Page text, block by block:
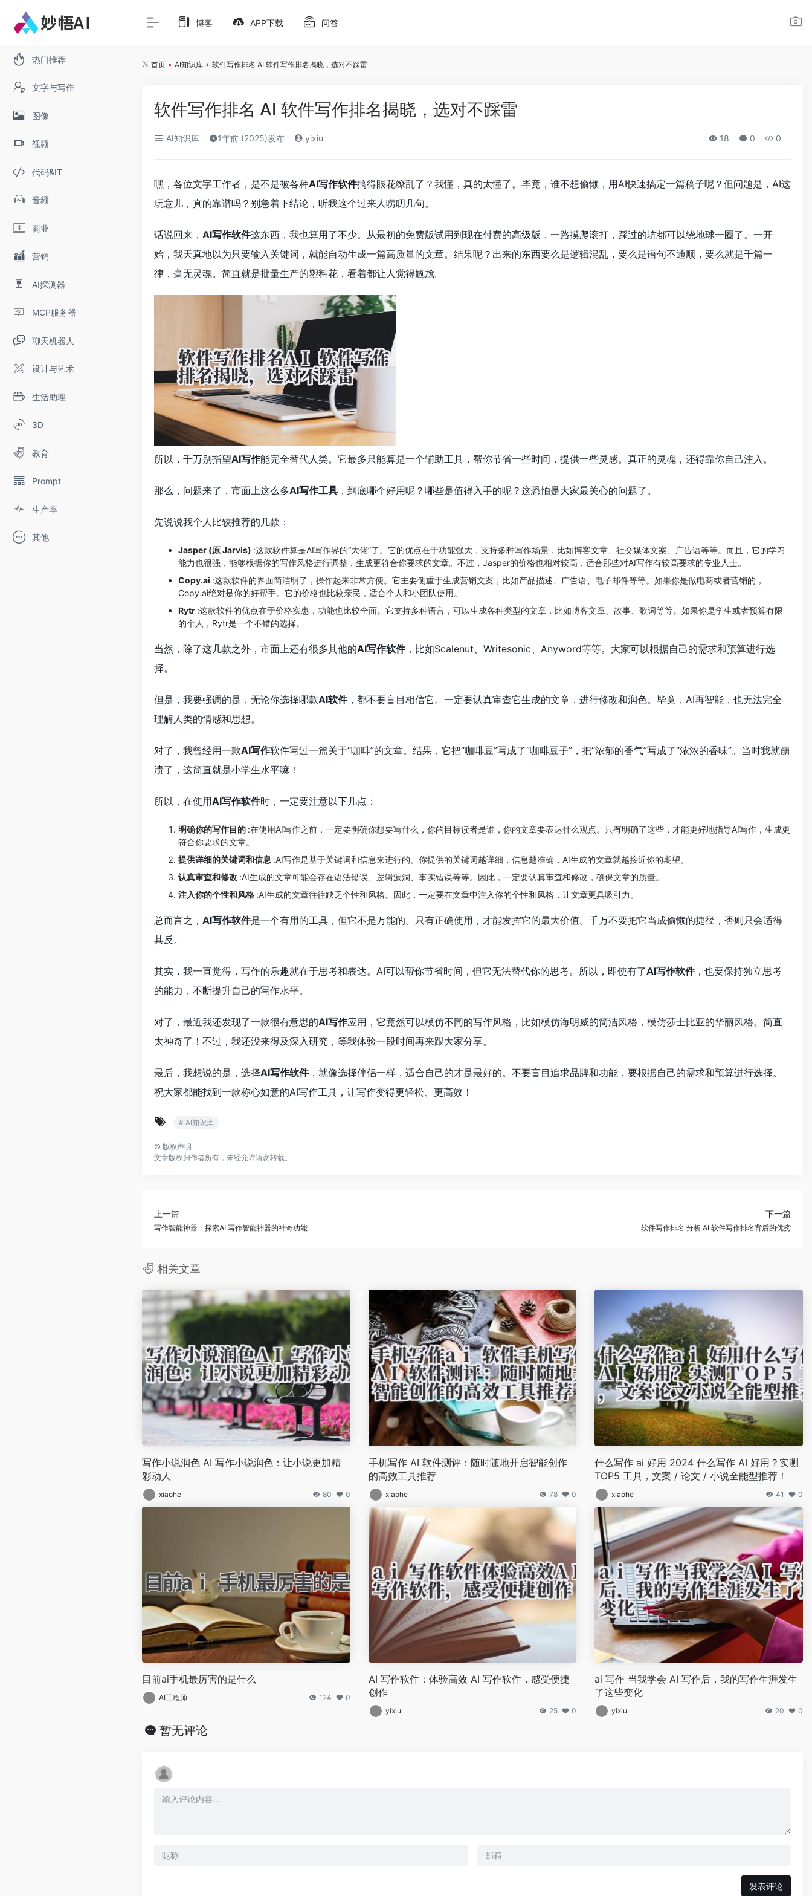
热门推荐
文字与写作
图像
视频
代码&IT
音频
商业
营销
AI探测器
MCP服务器
聊天机器人
设计与艺术
生活助理
3D
教育
Prompt
生产率
其他
博客 APP下载 问答
首页 • AI知识库 • 软件写作排名 AI 软件写作排名揭晓，选对不踩雷
软件写作排名 AI 软件写作排名揭晓，选对不踩雷
AI知识库 1年前 (2025)发布 yixiu 18 0 0
嘿，各位文字工作者，是不是被各种AI写作软件搞得眼花缭乱了？我懂，真的太懂了。毕竟，谁不想偷懒，用AI快速搞定一篇稿子呢？但问题是，AI这
玩意儿，真的靠谱吗？别急着下结论，听我这个过来人唠叨几句。
话说回来， AI写作软件这东西，我也算用了不少。从最初的免费版试用到现在付费的高级版，一路摸爬滚打，踩过的坑都可以绕地球一圈了。一开
始，我天真地以为只要输入关键词，就能自动生成一篇高质量的文章。结果呢？出来的东西要么是逻辑混乱，要么是语句不通顺，要么就是千篇一
律，毫无灵魂。简直就是批量生产的塑料花，看着都让人觉得尴尬。
所以，千万别指望AI写作能完全替代人类。它最多只能算是一个辅助工具，帮你节省一些时间，提供一些灵感。真正的灵魂，还得靠你自己注入。
那么，问题来了，市面上这么多AI写作工具 ，到底哪个好用呢？哪些是值得入手的呢？这恐怕是大家最关心的问题了。
先说说我个人比较推荐的几款：
Jasper (原 Jarvis) :这款软件算是AI写作界的“大佬”了。它的优点在于功能强大，支持多种写作场景，比如博客文章、社交媒体文案、广告语等等。而且，它的学习
能力也很强，能够根据你的写作风格进行调整，生成更符合你要求的文章。不过，Jasper的价格也相对较高，适合那些对AI写作有较高要求的专业人士。
Copy.ai :这款软件的界面简洁明了，操作起来非常方便。它主要侧重于生成营销文案，比如产品描述、广告语、电子邮件等等。如果你是做电商或者营销的，
Copy.ai绝对是你的好帮手。它的价格也比较亲民，适合个人和小团队使用。
Rytr :这款软件的优点在于价格实惠，功能也比较全面。它支持多种语言，可以生成各种类型的文章，比如博客文章、故事、歌词等等。如果你是学生或者预算有限
的个人，Rytr是一个不错的选择。
当然，除了这几款之外，市面上还有很多其他的AI写作软件，比如Scalenut、Writesonic、Anyword等等。大家可以根据自己的需求和预算进行选
择。
但是，我要强调的是，无论你选择哪款AI软件，都不要盲目相信它。一定要认真审查它生成的文章，进行修改和润色。毕竟，AI再智能，也无法完全
理解人类的情感和思想。
对了，我曾经用一款AI写作软件写过一篇关于“咖啡”的文章。结果，它把“咖啡豆”写成了“咖啡豆子”，把“浓郁的香气”写成了“浓浓的香味”。当时我就崩
溃了，这简直就是小学生水平嘛！
所以，在使用AI写作软件时，一定要注意以下几点：
明确你的写作目的 :在使用AI写作之前，一定要明确你想要写什么，你的目标读者是谁，你的文章要表达什么观点。只有明确了这些，才能更好地指导AI写作，生成更
符合你要求的文章。
提供详细的关键词和信息 :AI写作是基于关键词和信息来进行的。你提供的关键词越详细，信息越准确，AI生成的文章就越接近你的期望。
认真审查和修改 :AI生成的文章可能会存在语法错误、逻辑漏洞、事实错误等等。因此，一定要认真审查和修改，确保文章的质量。
注入你的个性和风格 :AI生成的文章往往缺乏个性和风格。因此，一定要在文章中注入你的个性和风格，让文章更具吸引力。
总而言之， AI写作软件是一个有用的工具，但它不是万能的。只有正确使用，才能发挥它的最大价值。千万不要把它当成偷懒的捷径，否则只会适得
其反。
其实，我一直觉得，写作的乐趣就在于思考和表达。AI可以帮你节省时间，但它无法替代你的思考。所以，即使有了AI写作软件，也要保持独立思考
的能力，不断提升自己的写作水平。
对了，最近我还发现了一款很有意思的AI写作应用，它竟然可以模仿不同的写作风格，比如模仿海明威的简洁风格，模仿莎士比亚的华丽风格。简直
太神奇了！不过，我还没来得及深入研究，等我体验一段时间再来跟大家分享。
最后，我想说的是，选择AI写作软件，就像选择伴侣一样，适合自己的才是最好的。不要盲目追求品牌和功能，要根据自己的需求和预算进行选择。
祝大家都能找到一款称心如意的AI写作工具，让写作变得更轻松、更高效！
# AI知识库
© 版权声明
文章版权归作者所有，未经允许请勿转载。
上一篇
写作智能神器：探索AI 写作智能神器的神奇功能
下一篇
软件写作排名 分析 AI 软件写作排名背后的优劣
相关文章
写作小说润色 AI 写作小说润色：让小说更加精
彩动人
xiaohe 80 0
手机写作 AI 软件测评：随时随地开启智能创作
的高效工具推荐
xiaohe 78 0
什么写作 ai 好用 2024 什么写作 AI 好用？实测
TOP5 工具，文案 / 论文 / 小说全能型推荐！
xiaohe 41 0
目前ai手机最厉害的是什么
AI工程师 124 0
AI 写作软件：体验高效 AI 写作软件，感受便捷
创作
yixiu 25 0
ai 写作 当我学会 AI 写作后，我的写作生涯发生
了这些变化
yixiu 20 0
暂无评论
发表评论